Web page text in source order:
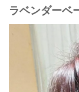
ラベンダーベ